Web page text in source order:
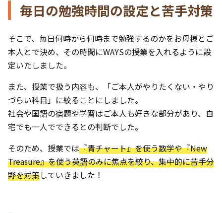
毎日の勉強時間の設定と苦手対策
そこで、毎日何時から何時まで勉強するのかをお母様とご
本人とで決め、その時間にWAYSの授業を入れるように設
定いたしました。
また、授業で扱う内容も、「ご本人がやりたくない・やり
づらい科目」に絞ることにしました。
社会や国語の宿題や学習はご本人も好きな部分があり、自
宅でも一人でできるとの判断でした。
そのため、授業では『青チャート』を使う数学や『New
Treasure』を使う英語のみに焦点を絞り、集中的に苦手分
野を対策していきました！